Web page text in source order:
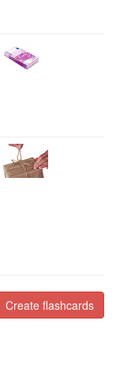
Create flashcards